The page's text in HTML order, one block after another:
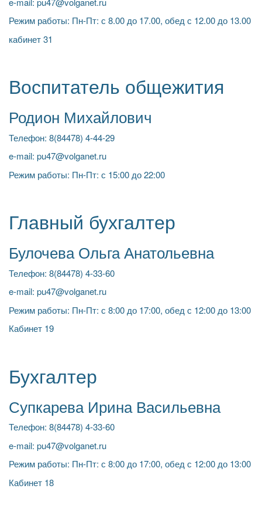
Режим работы: Пн-Пт: с 8.00 до 17.00, обед с 12.00 до 13.00
кабинет 31
Воспитатель общежития
Родион Михайлович
Телефон: 8(84478) 4-44-29
e-mail: pu47@volganet.ru
Режим работы: Пн-Пт: с 15:00 до 22:00
Главный бухгалтер
Булочева Ольга Анатольевна
Телефон: 8(84478) 4-33-60
e-mail: pu47@volganet.ru
Режим работы: Пн-Пт: с 8:00 до 17:00, обед с 12:00 до 13:00
Кабинет 19
Бухгалтер
Супкарева Ирина Васильевна
Телефон: 8(84478) 4-33-60
e-mail: pu47@volganet.ru
Режим работы: Пн-Пт: с 8:00 до 17:00, обед с 12:00 до 13:00
Кабинет 18